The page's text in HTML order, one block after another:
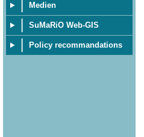
Medien
SuMaRiO Web-GIS
Policy recommandations